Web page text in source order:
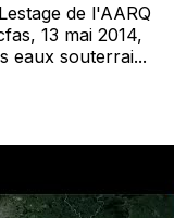
de l'AARQ
13 mai 2014,
eaux souterrai...